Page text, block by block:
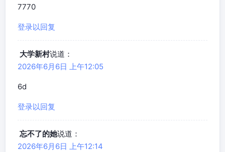
7770
登录以回复
大学新村说道：
2026年6月6日 上午12:05
6d
登录以回复
忘不了的她说道：
2026年6月6日 上午12:14